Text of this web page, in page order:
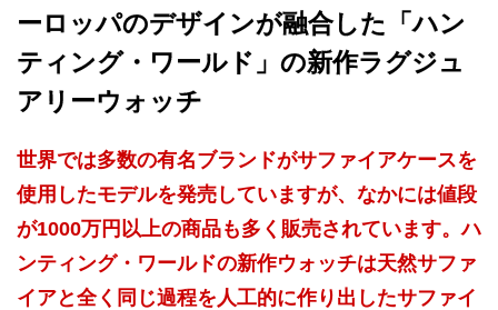
ーロッパのデザインが融合した「ハン
ティング・ワールド」の新作ラグジュ
アリーウォッチ
世界では多数の有名ブランドがサファイアケースを
使用したモデルを発売していますが、なかには値段
が1000万円以上の商品も多く販売されています。ハ
ンティング・ワールドの新作ウォッチは天然サファ
イアと全く同じ過程を人工的に作り出したサファイ